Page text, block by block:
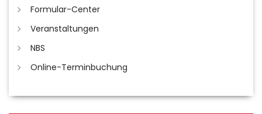
Formular-Center
Veranstaltungen
NBS
Online-Terminbuchung